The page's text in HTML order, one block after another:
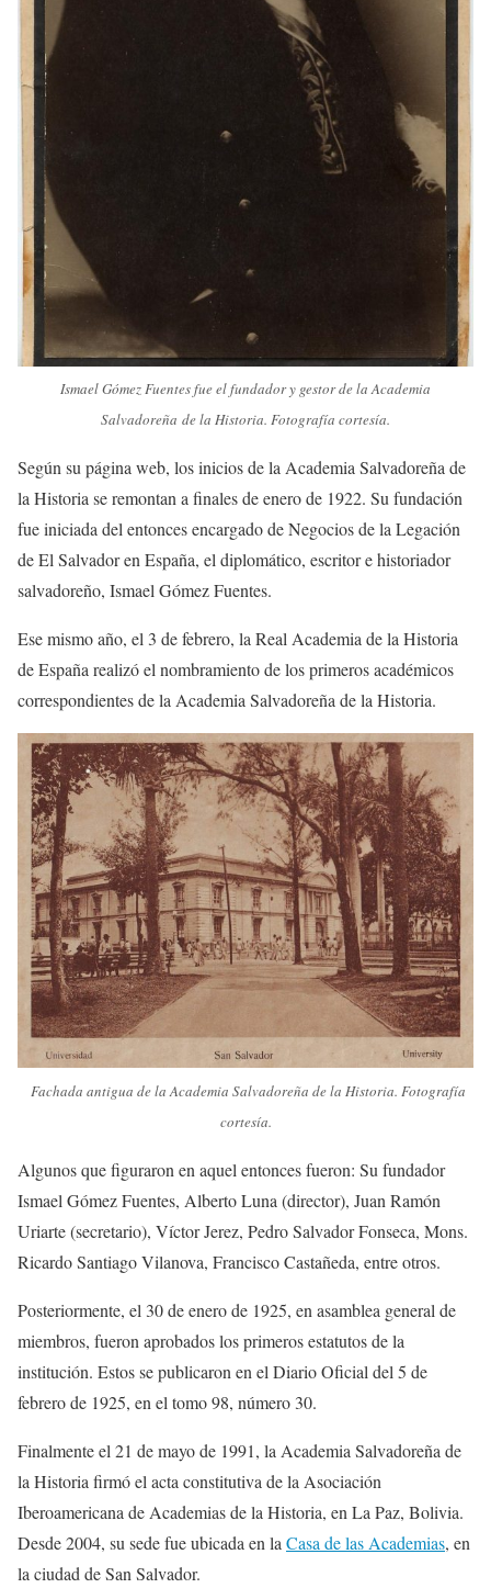
Ismael Gómez Fuentes fue el fundador y gestor de la Academia
Salvadoreña de la Historia. Fotografía cortesía.
Según su página web, los inicios de la Academia Salvadoreña de
la Historia se remontan a finales de enero de 1922. Su fundación
fue iniciada del entonces encargado de Negocios de la Legación
de El Salvador en España, el diplomático, escritor e historiador
salvadoreño, Ismael Gómez Fuentes.
Ese mismo año, el 3 de febrero, la Real Academia de la Historia
de España realizó el nombramiento de los primeros académicos
correspondientes de la Academia Salvadoreña de la Historia.
Fachada antigua de la Academia Salvadoreña de la Historia. Fotografía
cortesía.
Algunos que figuraron en aquel entonces fueron: Su fundador
Ismael Gómez Fuentes, Alberto Luna (director), Juan Ramón
Uriarte (secretario), Víctor Jerez, Pedro Salvador Fonseca, Mons.
Ricardo Santiago Vilanova, Francisco Castañeda, entre otros.
Posteriormente, el 30 de enero de 1925, en asamblea general de
miembros, fueron aprobados los primeros estatutos de la
institución. Estos se publicaron en el Diario Oficial del 5 de
febrero de 1925, en el tomo 98, número 30.
Finalmente el 21 de mayo de 1991, la Academia Salvadoreña de
la Historia firmó el acta constitutiva de la Asociación
Iberoamericana de Academias de la Historia, en La Paz, Bolivia.
Desde 2004, su sede fue ubicada en la Casa de las Academias, en
la ciudad de San Salvador.